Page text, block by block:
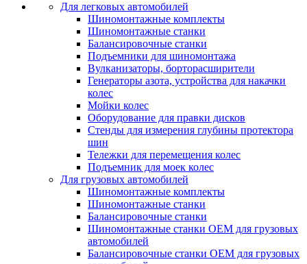
Для легковых автомобилей
Шиномонтажные комплекты
Шиномонтажные станки
Балансировочные станки
Подъемники для шиномонтажа
Вулканизаторы, борторасширители
Генераторы азота, устройства для накачки
колес
Мойки колес
Оборудование для правки дисков
Стенды для измерения глубины протектора
шин
Тележки для перемещения колес
Подъемник для моек колеc
Для грузовых автомобилей
Шиномонтажные комплекты
Шиномонтажные станки
Балансировочные станки
Шиномонтажные станки ОЕМ для грузовых
автомобилей
Балансировочные станки ОЕМ для грузовых